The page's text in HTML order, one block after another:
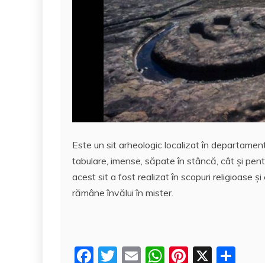
Este un sit arheologic localizat în
tabulare, imense, săpate în stâncă, cât şi
acest sit a fost realizat în scopuri religioase
rămâne învălui în mister.
F
T
E
W Pi X